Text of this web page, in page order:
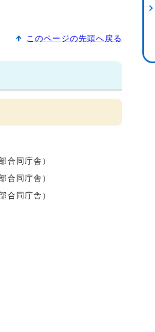
このページの先頭へ戻る
同庁舎）
同庁舎）
同庁舎）